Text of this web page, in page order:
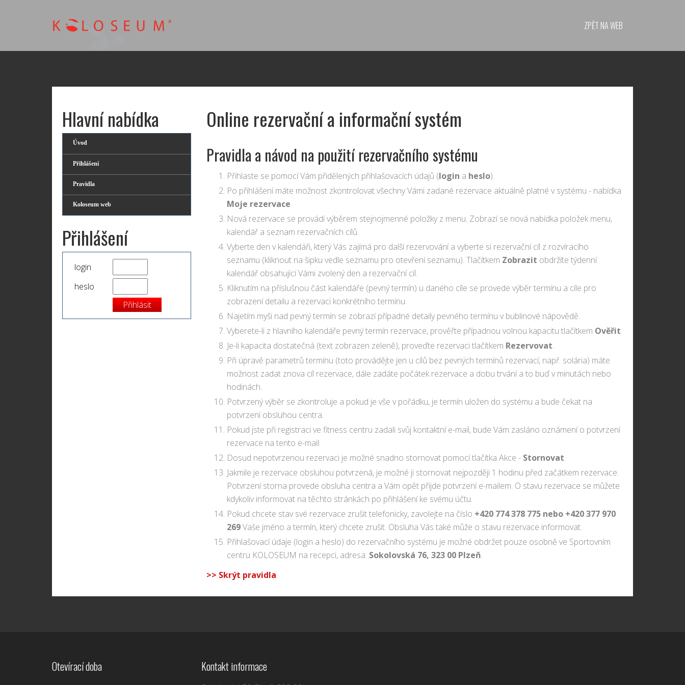
ZPĚT NA WEB
Hlavní nabídka
Úvod
Přihlášení
Pravidla
Koloseum web
Přihlášení
login
heslo
Online rezervační a informační systém
Pravidla a návod na použití rezervačního systému
Přihlaste se pomocí Vám přidělených přihlašovacích údajů (login a heslo).
Po přihlášení máte možnost zkontrolovat všechny Vámi zadané rezervace aktuálně platné v systému - nabídka
Moje rezervace.
Nová rezervace se provádí výběrem stejnojmenné položky z menu. Zobrazí se nová nabídka položek menu,
kalendář a seznam rezervačních cílů.
Vyberte den v kalendáři, který Vás zajímá pro další rezervování a vyberte si rezervační cíl z rozvíracího
seznamu (kliknout na šipku vedle seznamu pro otevření seznamu). Tlačítkem Zobrazit obdržíte týdenní
kalendář obsahující Vámi zvolený den a rezervační cíl.
Kliknutím na příslušnou část kalendáře (pevný termín) u daného cíle se provede výběr termínu a cíle pro
zobrazení detailu a rezervaci konkrétního termínu.
Najetím myši nad pevný termín se zobrazí případné detaily pevného termínu v bublinové nápovědě.
Vyberete-li z hlavního kalendáře pevný termín rezervace, prověřte případnou volnou kapacitu tlačítkem Ověřit.
Je-li kapacita dostatečná (text zobrazen zeleně), proveďte rezervaci tlačítkem Rezervovat.
Při úpravě parametrů termínu (toto provádějte jen u cílů bez pevných termínů rezervací, např. solária) máte
možnost zadat znova cíl rezervace, dále zadáte počátek rezervace a dobu trvání a to buď v minutách nebo
hodinách.
Potvrzený výběr se zkontroluje a pokud je vše v pořádku, je termín uložen do systému a bude čekat na
potvrzení obsluhou centra.
Pokud jste při registraci ve fitness centru zadali svůj kontaktní e-mail, bude Vám zasláno oznámení o potvrzení
rezervace na tento e-mail.
Dosud nepotvrzenou rezervaci je možné snadno stornovat pomocí tlačítka Akce - Stornovat.
Jakmile je rezervace obsluhou potvrzená, je možné ji stornovat nejpozději 1 hodinu před začátkem rezervace.
Potvrzení storna provede obsluha centra a Vám opět přijde potvrzení e-mailem. O stavu rezervace se můžete
kdykoliv informovat na těchto stránkách po přihlášení ke svému účtu.
Pokud chcete stav své rezervace zrušit telefonicky, zavolejte na číslo +420 774 378 775 nebo +420 377 970
269Vaše jméno a termín, který chcete zrušit. Obsluha Vás také může o stavu rezervace informovat.
Přihlašovací údaje (login a heslo) do rezervačního systému je možné obdržet pouze osobně ve Sportovním
centru KOLOSEUM na recepci, adresa: Sokolovská 76, 323 00 Plzeň.
>> Skrýt pravidla
Otevírací doba Kontakt informace